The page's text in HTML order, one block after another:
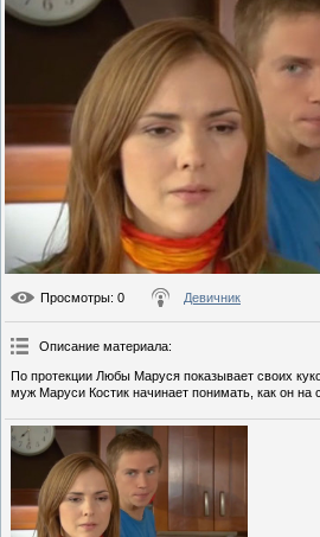
Просмотры: 0 Девичник
Описание материала:
По протекции Любы Маруся показывает своих
муж Маруси Костик начинает понимать, как он